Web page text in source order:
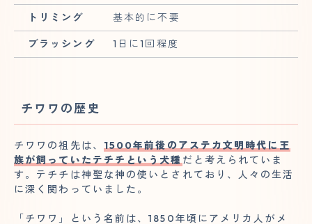
トリミング 基本的に不要
ブラッシング 1日に1回程度
チワワの歴史
チワワの祖先は、 1500年前後のアステカ文明時代に王
族が飼っていたテチチという犬種 だと考えられていま
す。テチチは神聖な神の使いとされており、人々の生活
に深く関わっていました。
「チワワ」という名前は、1850年頃にアメリカ人がメ